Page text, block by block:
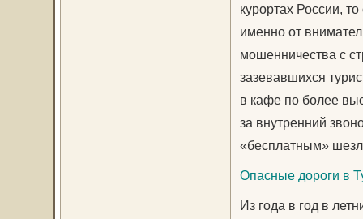
курортах России,
именно от
мошенничества с
зазевавшихся
в кафе по более
за внутренний
«бесплатным»
Опасные дороги в
Из года в год в